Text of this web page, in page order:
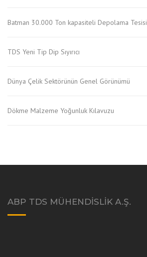
Batman 30.000 Ton kapasiteli Depolama Tesisi
TDS Yeni Tip Dip Sıyırıcı
Dünya Çelik Sektörünün Genel Görünümü
Dökme Malzeme Yoğunluk Kılavuzu
ABP TDS MÜHENDISLIK A.Ş.